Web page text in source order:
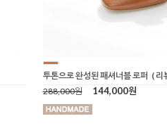
투톤으로 완성된 패셔너블 로퍼 ( 리
288,000원
144,000원